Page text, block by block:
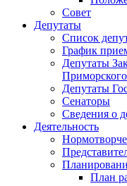
Совет
Депутаты
Список
График
Депутаты
Депутаты
Сенаторы
Сведения о
Деятельность
План